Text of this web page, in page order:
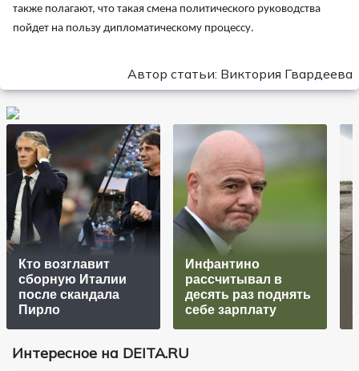
также полагают, что такая смена политического руководства
пойдет на пользу дипломатическому процессу.
Автор статьи: Виктория Гвардеева
Кто возглавит
сборную Италии
после скандала
Пирло
Инфантино
рассчитывал в
десять раз поднять
себе зарплату
Интересное на DEITA.RU